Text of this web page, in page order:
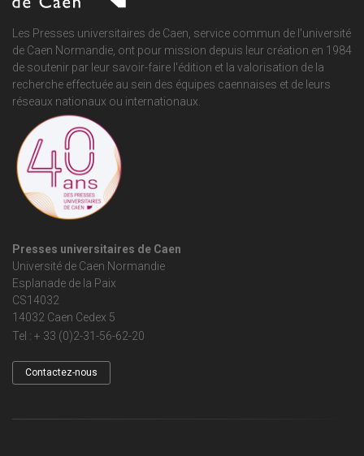
Les Presses universitaires de Caen, service commun de l'université
de Caen Normandie, ont pour mission depuis leur création en 1984
de soutenir par leur savoir-faire l'édition et la valorisation de la
recherche effectuée au sein des équipes caennaises et de leurs
réseaux nationaux ou internationaux.
Presses universitaires de Caen
Université de Caen Normandie
Esplanade de la Paix
CS14032
14032 Caen Cedex 5
Tel : + 33 (0)2-31-56-62-20
Contactez-nous